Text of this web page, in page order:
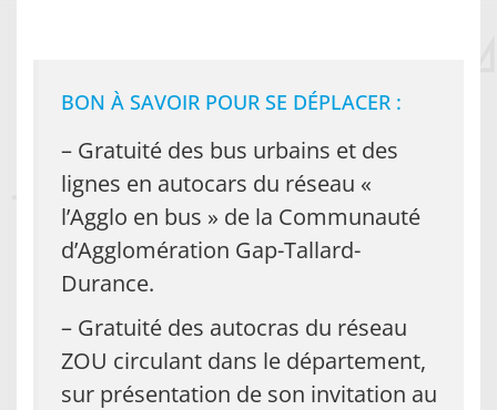
BON À SAVOIR POUR SE DÉPLACER :
– Gratuité des bus urbains et des
lignes en autocars du réseau «
l’Agglo en bus » de la Communauté
d’Agglomération Gap-Tallard-
Durance.
– Gratuité des autocras du réseau
ZOU circulant dans le département,
sur présentation de son invitation au